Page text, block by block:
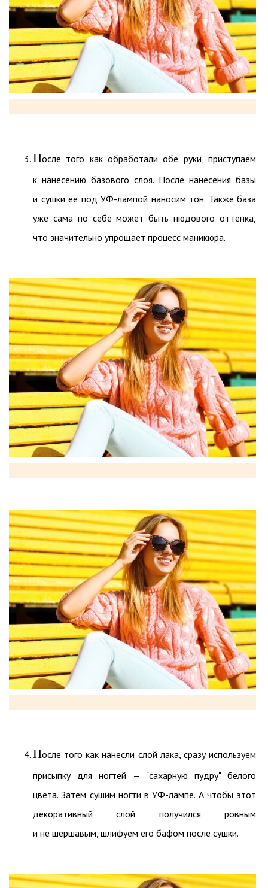
После того как обработали обе руки, приступаем
к нанесению базового слоя. После нанесения базы
и сушки ее под УФ-лампой наносим тон. Также база
уже сама по себе может быть нюдового оттенка,
что значительно упрощает процесс маникюра.
После того как нанесли слой лака, сразу используем
присыпку для ногтей — "сахарную пудру" белого
цвета. Затем сушим ногти в УФ-лампе. А чтобы этот
декоративный слой получился ровным
и не шершавым, шлифуем его бафом после сушки.